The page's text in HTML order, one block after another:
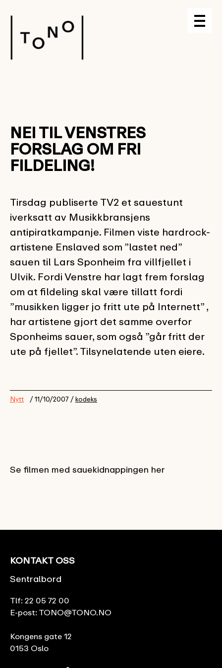
NEI TIL VENSTRES
FORSLAG OM FRI
FILDELING!
Tirsdag publiserte TV2 et sauestunt
iverksatt av Musikkbransjens
antipiratkampanje. Filmen viste hardrock-
artistene Enslaved som ”lastet ned”
sauen til Lars Sponheim fra villfjellet i
Ulvik. Fordi Venstre har lagt frem forslag
om at fildeling skal være tillatt fordi
”musikken ligger jo fritt ute på Internett” ,
har artistene gjort det samme overfor
Sponheims sauer, som også ”går fritt der
ute på fjellet”. Tilsynelatende uten eiere.
Nytt / 11/10/2007 /kodeks
Se filmen med sauekidnappingen her
KONTAKT OSS
Sentralbord
Tlf: 22 05 72 00
E-post: TONO@TONO.NO
Kongens gate 12
0153 Oslo